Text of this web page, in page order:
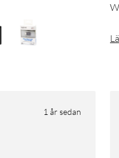
1 år sedan